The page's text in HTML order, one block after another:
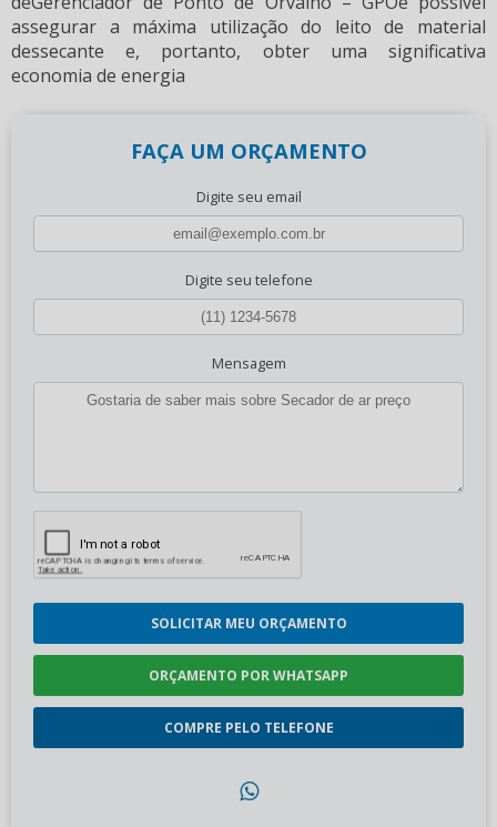
assegurar a máxima utilização do leito de material
dessecante e, portanto, obter uma significativa
economia de energia
FAÇA UM ORÇAMENTO
Digite seu email
Digite seu telefone
Mensagem
SOLICITAR MEU ORÇAMENTO
ORÇAMENTO POR WHATSAPP
COMPRE PELO TELEFONE